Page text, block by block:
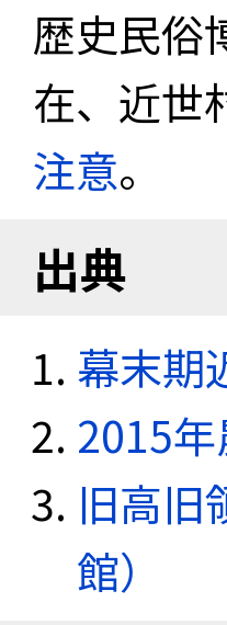
歴史民俗
在、近世
注意。
出典
幕末期
2015
旧高旧
館）